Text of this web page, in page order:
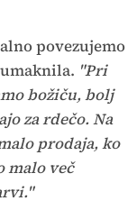
povezujemo
"Pri
božiču, bolj
za rdečo. Na
prodaja, ko
malo več